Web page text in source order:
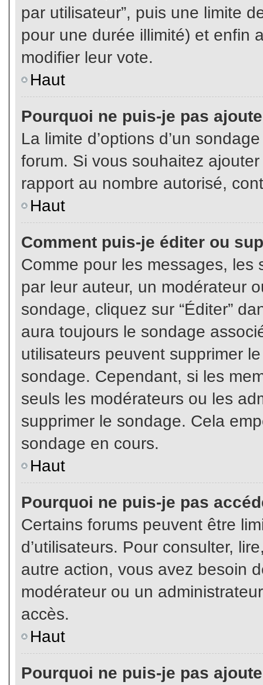
par utilisateur”, puis une limite
pour une durée illimité) et enfin
modifier leur vote.
Haut
Pourquoi ne puis-je pas
La limite d’options d’un
forum. Si vous souhaitez
rapport au nombre autorisé,
Haut
Comment puis-je éditer ou
Comme pour les messages,
par leur auteur, un modérateur
sondage, cliquez sur “Éditer”
aura toujours le sondage
utilisateurs peuvent supprimer
sondage. Cependant, si les
seuls les modérateurs ou les
supprimer le sondage. Cela
sondage en cours.
Haut
Pourquoi ne puis-je pas
Certains forums peuvent être
d’utilisateurs. Pour consulter,
autre action, vous avez besoin
modérateur ou un
accès.
Haut
Pourquoi ne puis-je pas